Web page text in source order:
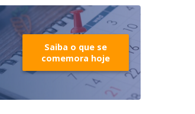
Saiba o que se
comemora hoje